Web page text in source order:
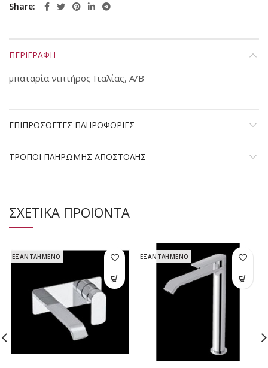
Share
ΠΕΡΙΓΡΑΦΗ
μπαταρία νιπτήρος Ιταλίας, Α/Β
ΕΠΙΠΡΟΣΘΕΤΕΣ ΠΛΗΡΟΦΟΡΙΕΣ
ΤΡΟΠΟΙ ΠΛΗΡΩΜΗΣ ΑΠΟΣΤΟΛΗΣ
ΣΧΕΤΙΚΑ ΠΡΟΪΟΝΤΑ
ΕΞΑΝΤΛΗΜΕΝΟ ΕΞΑΝΤΛΗΜΕΝΟ